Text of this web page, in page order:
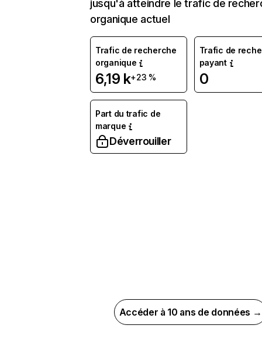
jusqu'à atteindre le trafic de
organique actuel
Trafic de recherche
organique
6,19 k+23 %
Trafic de
payant
0
Part du trafic de
marque
Déverrouiller
Accéder à 10 ans de données →